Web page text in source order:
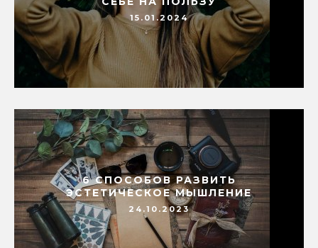
15.01.2024
6 СПОСОБОВ РАЗВИТЬ
ЭСТЕТИЧЕСКОЕ МЫШЛЕНИЕ
24.10.2023